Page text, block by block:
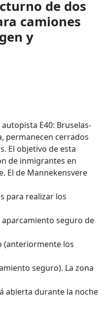
de dos
camiones
y
E40: Bruselas-
permanecen cerrados
El objetivo de esta
de inmigrantes en
El de Mannekensvere
para realizar los
seguro de
(anteriormente los
seguro). La zona
abierta durante la noche